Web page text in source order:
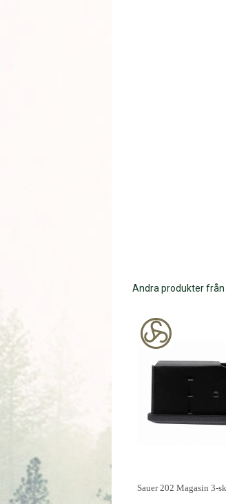
Andra produkter
Sauer 202 Magasin 3-